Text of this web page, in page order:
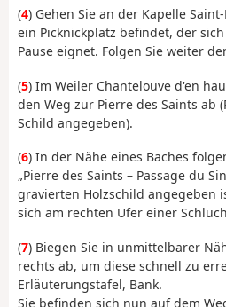
(4) Gehen Sie an der Kapelle
ein Picknickplatz befindet, der
Pause eignet. Folgen Sie weiter
(5) Im Weiler Chantelouve d'en
den Weg zur Pierre des Saints ab
Schild angegeben).
(6) In der Nähe eines Baches
„Pierre des Saints – Passage du
gravierten Holzschild angegeben
sich am rechten Ufer einer
(7) Biegen Sie in unmittelbarer
rechts ab, um diese schnell zu
Erläuterungstafel, Bank.
Sie befinden sich nun auf dem